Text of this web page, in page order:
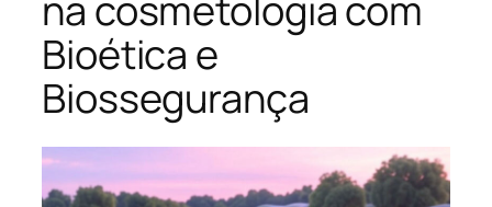
Bioética e
Biossegurança